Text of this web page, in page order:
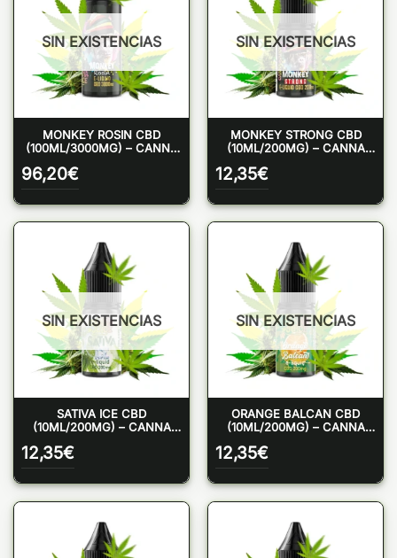
SIN EXISTENCIAS
MONKEY ROSIN CBD
(100ML/3000MG) – CANNA
96,20€
SIN EXISTENCIAS
MONKEY STRONG CBD
(10ML/200MG) – CANNA
12,35€
SIN EXISTENCIAS
SATIVA ICE CBD
(10ML/200MG) – CANNA
12,35€
SIN EXISTENCIAS
ORANGE BALCAN CBD
(10ML/200MG) – CANNA
12,35€